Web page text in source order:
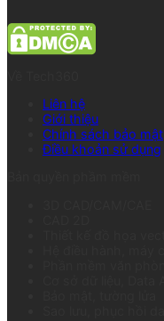
Liên hệ
Giới thiệu
Chính sách bảo mật
Điều khoản sử dụng